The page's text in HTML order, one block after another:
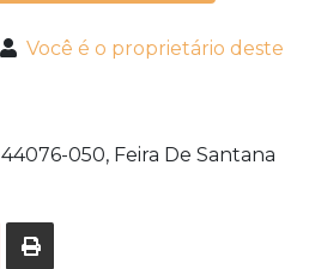
Você é o proprietário deste
44076-050, Feira De Santana